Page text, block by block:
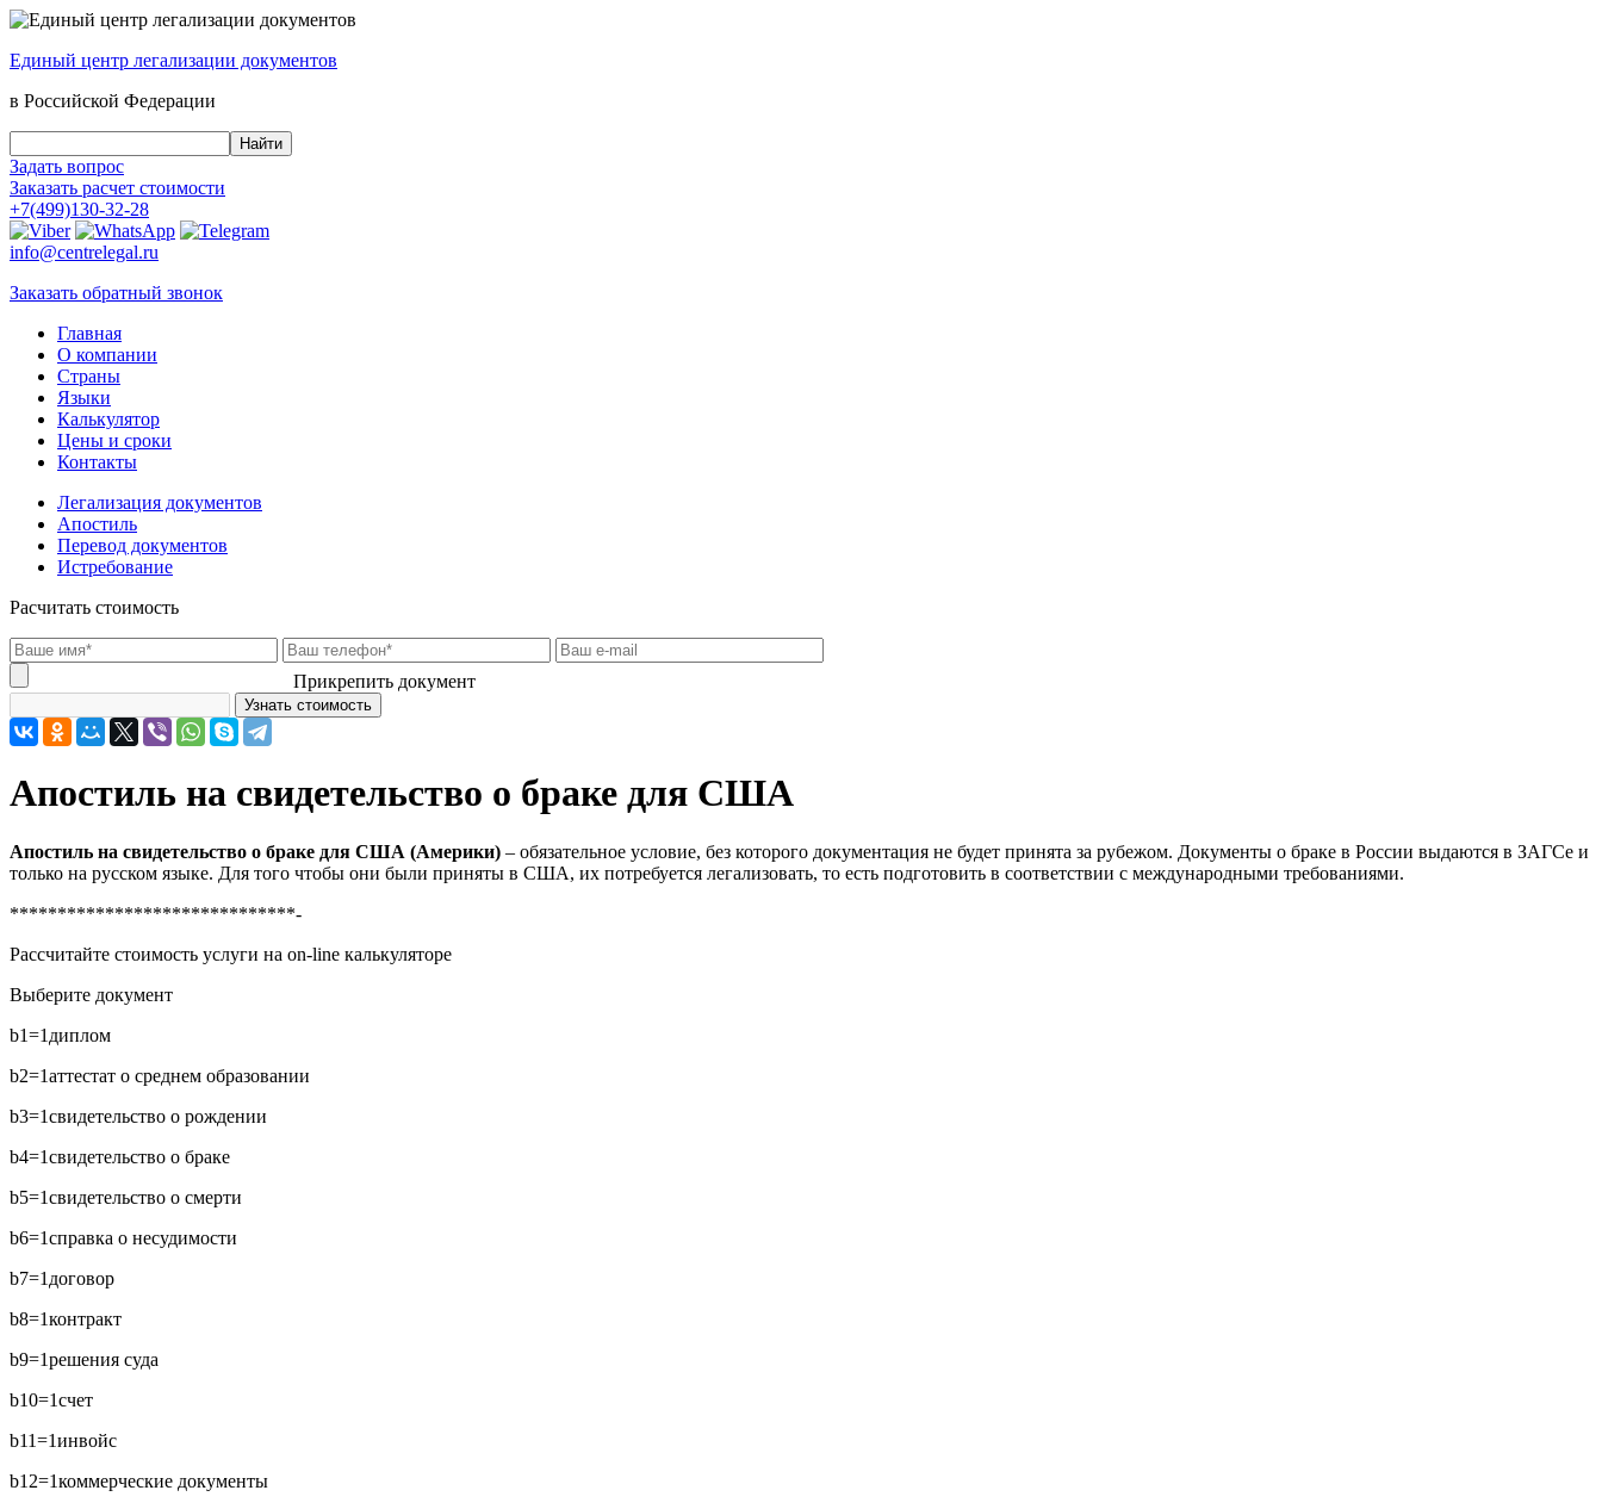
Единый центр легализации документов
в Российской Федерации
Задать вопрос
Заказать расчет стоимости
+7(499)130-32-28
info@centrelegal.ru
Заказать обратный звонок
Главная
О компании
Страны
Языки
Калькулятор
Цены и сроки
Контакты
Легализация документов
Апостиль
Перевод документов
Истребование
Расчитать стоимость
Прикрепить документ
Апостиль на свидетельство о браке для США
Апостиль на свидетельство о браке для США (Америки) – обязательное условие, без которого документация не будет принята за рубежом. Документы о браке в России выдаются в ЗАГСе и
только на русском языке. Для того чтобы они были приняты в США, их потребуется легализовать, то есть подготовить в соответствии с международными требованиями.
******************************-
Рассчитайте стоимость услуги на on-line калькуляторе
Выберите документ
b1=1 диплом
b2=1аттестат о среднем образовании
b3=1свидетельство о рождении
b4=1свидетельство о браке
b5=1свидетельство о смерти
b6=1справка о несудимости
b7=1 договор
b8=1контракт
b9=1решения суда
b10=1счет
b11=1инвойс
b12=1коммерческие документы